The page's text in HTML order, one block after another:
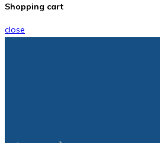
Shopping cart
close